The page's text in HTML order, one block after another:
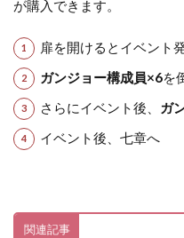
が購入できます。
扉を開けるとイベント
ガンジョー構成員×6を
さらにイベント後、
ガ
イベント後、七章へ
関連記事